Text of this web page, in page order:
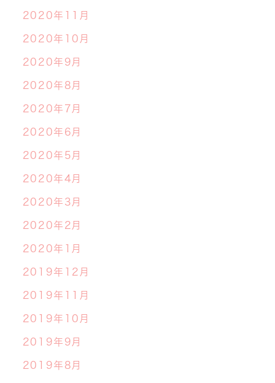
2020年11月
2020年10月
2020年9月
2020年8月
2020年7月
2020年6月
2020年5月
2020年4月
2020年3月
2020年2月
2020年1月
2019年12月
2019年11月
2019年10月
2019年9月
2019年8月